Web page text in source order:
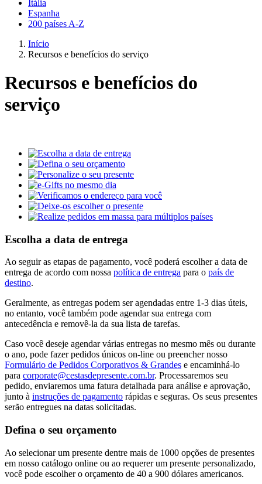
Itália
Espanha
200 países A-Z
Início
Recursos e benefícios do serviço
Recursos e benefícios do
serviço
Escolha a data de entrega
Ao seguir as etapas de pagamento, você poderá escolher a data de
entrega de acordo com nossa política de entrega para o país de
destino.
Geralmente, as entregas podem ser agendadas entre 1-3 dias úteis,
no entanto, você também pode agendar sua entrega com
antecedência e removê-la da sua lista de tarefas.
Caso você deseje agendar várias entregas no mesmo mês ou durante
o ano, pode fazer pedidos únicos on-line ou preencher nosso
Formulário de Pedidos Corporativos & Grandes e encaminhá-lo
para corporate@cestasdepresente.com.br. Processaremos seu
pedido, enviaremos uma fatura detalhada para análise e aprovação,
junto à instruções de pagamento rápidas e seguras. Os seus presentes
serão entregues na datas solicitadas.
Defina o seu orçamento
Ao selecionar um presente dentre mais de 1000 opções de presentes
em nosso catálogo online ou ao requerer um presente personalizado,
você pode escolher o orçamento de 40 a 900 dólares americanos.